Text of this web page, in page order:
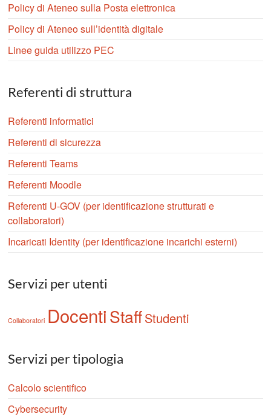
Policy di Ateneo sulla Posta elettronica
Policy di Ateneo sull’identità digitale
Linee guida utilizzo PEC
Referenti di struttura
Referenti informatici
Referenti di sicurezza
Referenti Teams
Referenti Moodle
Referenti U-GOV (per identificazione strutturati e
collaboratori)
Incaricati Identity (per identificazione incarichi esterni)
Servizi per utenti
Collaboratori DocentiStaffStudenti
Servizi per tipologia
Calcolo scientifico
Cybersecurity